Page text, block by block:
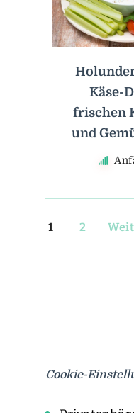
Käse-
frischen
und
1 2
Cookie-